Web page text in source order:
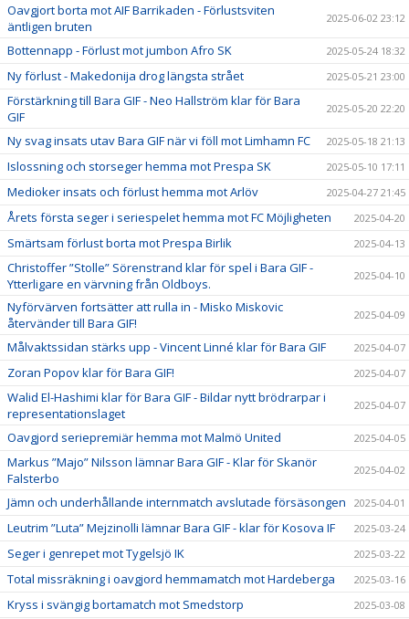
Oavgjort borta mot AIF Barrikaden - Förlustsviten
äntligen bruten
2025-06-02 23:12
Bottennapp - Förlust mot jumbon Afro SK 2025-05-24 18:32
Ny förlust - Makedonija drog längsta strået 2025-05-21 23:00
Förstärkning till Bara GIF - Neo Hallström klar för Bara
GIF
2025-05-20 22:20
Ny svag insats utav Bara GIF när vi föll mot Limhamn FC 2025-05-18 21:13
Islossning och storseger hemma mot Prespa SK 2025-05-10 17:11
Medioker insats och förlust hemma mot Arlöv 2025-04-27 21:45
Årets första seger i seriespelet hemma mot FC Möjligheten 2025-04-20
Smärtsam förlust borta mot Prespa Birlik 2025-04-13
Christoffer ”Stolle” Sörenstrand klar för spel i Bara GIF -
Ytterligare en värvning från Oldboys.
2025-04-10
Nyförvärven fortsätter att rulla in - Misko Miskovic
återvänder till Bara GIF!
2025-04-09
Målvaktssidan stärks upp - Vincent Linné klar för Bara GIF 2025-04-07
Zoran Popov klar för Bara GIF! 2025-04-07
Walid El-Hashimi klar för Bara GIF - Bildar nytt brödrarpar i
representationslaget
2025-04-07
Oavgjord seriepremiär hemma mot Malmö United 2025-04-05
Markus ”Majo” Nilsson lämnar Bara GIF - Klar för Skanör
Falsterbo
2025-04-02
Jämn och underhållande internmatch avslutade försäsongen 2025-04-01
Leutrim ”Luta” Mejzinolli lämnar Bara GIF - klar för Kosova IF 2025-03-24
Seger i genrepet mot Tygelsjö IK 2025-03-22
Total missräkning i oavgjord hemmamatch mot Hardeberga 2025-03-16
Kryss i svängig bortamatch mot Smedstorp 2025-03-08